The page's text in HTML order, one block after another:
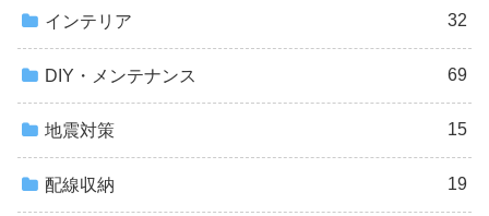
インテリア 32
DIY・メンテナンス 69
地震対策 15
配線収納 19